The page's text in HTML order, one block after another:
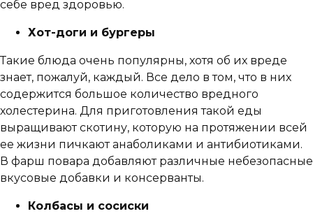
себе вред здоровью.
Хот-доги и бургеры
Такие блюда очень популярны, хотя об их вреде
знает, пожалуй, каждый. Все дело в том, что в них
содержится большое количество вредного
холестерина. Для приготовления такой еды
выращивают скотину, которую на протяжении всей
ее жизни пичкают анаболиками и антибиотиками.
В фарш повара добавляют различные небезопасные
вкусовые добавки и консерванты.
Колбасы и сосиски